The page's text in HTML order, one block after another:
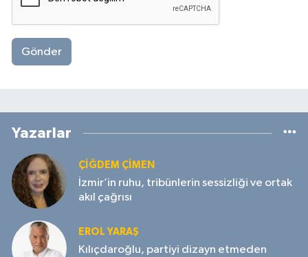
Gönder
Yazarlar
ÇIĞDEM ÇIMEN
İzmir’in ruhu, tribünlerin sessizliği ve ortak
akıl çağrısı
EROL YARAŞ
Kılıçdaroğlu, partiyi dizayn etmeden